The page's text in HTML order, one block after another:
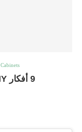
Cabinets
9 أفكار DIY لتجميل خزائن مطبخك